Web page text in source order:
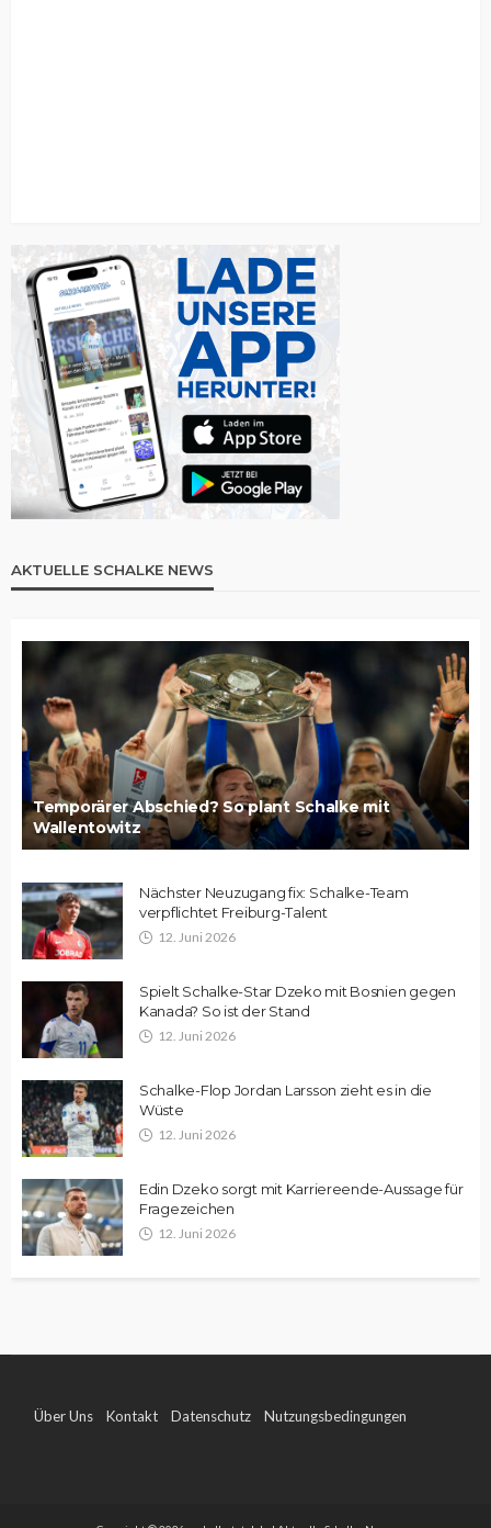
AKTUELLE SCHALKE NEWS
Temporärer Abschied? So plant Schalke mit
Wallentowitz
Nächster Neuzugang fix: Schalke-Team
verpflichtet Freiburg-Talent
12. Juni 2026
Spielt Schalke-Star Dzeko mit Bosnien gegen
Kanada? So ist der Stand
12. Juni 2026
Schalke-Flop Jordan Larsson zieht es in die
Wüste
12. Juni 2026
Edin Dzeko sorgt mit Karriereende-Aussage für
Fragezeichen
12. Juni 2026
Über Uns Kontakt Datenschutz Nutzungsbedingungen